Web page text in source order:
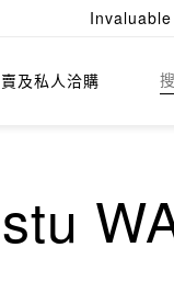
Invaluable
及私人洽購